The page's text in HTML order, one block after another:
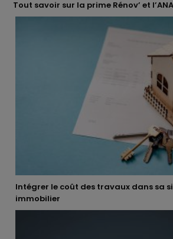
Tout savoir sur la prime Rénov’ et
Intégrer le coût des travaux dans sa
immobilier